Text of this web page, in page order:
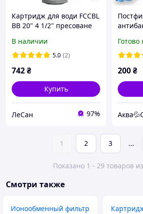
Картридж для води FCCBL
ВВ 20" 4 1/2" пресоване
В наличии
5.0 (2)
742₴
Купить
ЛеСан 97%
осмоса
Готово
200₴
1 2 3 ...
Показано 1 - 29 товаров
Смотри также
Ионообменный фильтр